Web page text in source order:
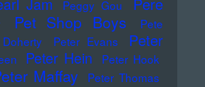
Jam Peggy Gou
Pere
Pet Shop Boys
Pete
Peter Evans
Peter
Peter Hein
Peter Hook
Maffay
Peter Thomas